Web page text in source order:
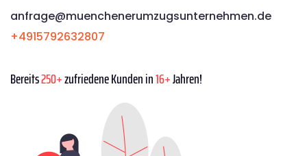
anfrage@muenchenerumzugsunternehmen.de
+4915792632807
Bereits250+zufriedene Kunden in16+Jahren!